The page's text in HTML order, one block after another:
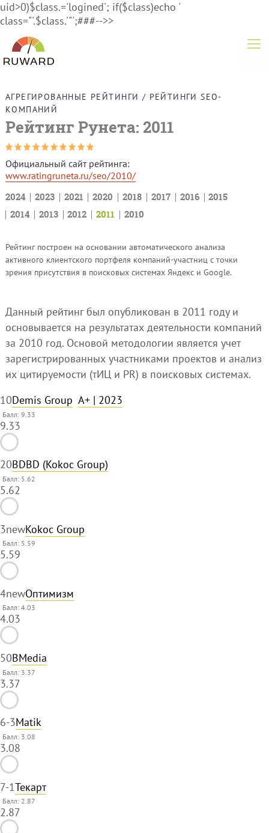
uid>0)$class.='logined'; if($class)echo '
class="'.$class.'"';###-->>
АГРЕГИРОВАННЫЕ РЕЙТИНГИ / РЕЙТИНГИ SEО-
КОМПАНИЙ
Рейтинг Рунета: 2011
Официальный сайт рейтинга:
www.ratingruneta.ru/seo/2010/
2024
2023 2021 2020 2018 2017 2016
2015
2014
2013 2012 2011 2010
Рейтинг построен на основании автоматического анализа
активного клиентского портфеля компаний-участниц с точки
зрения присутствия в поисковых системах Яндекс и Google.
Данный рейтинг был опубликован в 2011 году и
основывается на результатах деятельности компаний
за 2010 год. Основой методологии является учет
зарегистрированных участниками проектов и анализ
их цитируемости (тИЦ и PR) в поисковых системах.
10Demis Group A+ | 2023
Балл: 9.33
9.33
20BDBD (Kokoc Group)
Балл: 5.62
5.62
3newKokoc Group
Балл: 5.59
5.59
4newОптимизм
Балл: 4.03
4.03
50BMedia
Балл: 3.37
3.37
6-3Matik
Балл: 3.08
3.08
7-1Текарт
Балл: 2.87
2.87